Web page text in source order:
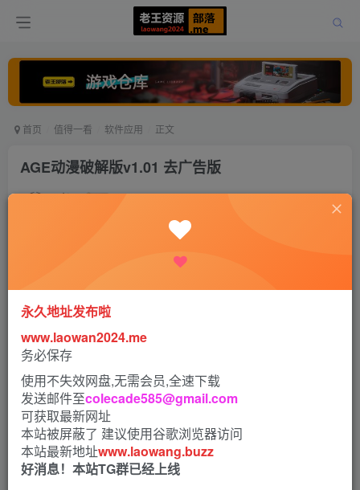
首页 值得一看 软件应用 正文
AGE动漫破解版v1.01 去广告版
老王 打赏
AGE动漫破解版是一款非常火爆，非常受欢迎的免费观看漫
画软件平台，用户们可以通过这款软件来观看各式各样的优
质漫画内容和题材，这里所有的写作内容都是非常的完美和
出自，而且你还可以在这里遇到很多你喜欢的知名作者和有
永久地址发布啦
www.laowan2024.me
务必保存
使用不失效网盘,无需会员,全速下载
发送邮件至colecade585@gmail.com
可获取最新网址
本站被屏蔽了 建议使用谷歌浏览器访问
本站最新地址www.laowang.buzz
好消息！本站TG群已经上线